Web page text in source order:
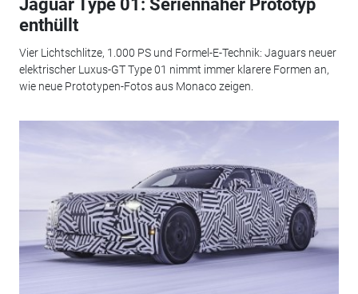
Jaguar Type 01: Seriennaher Prototyp
enthüllt
Vier Lichtschlitze, 1.000 PS und Formel-E-Technik: Jaguars neuer
elektrischer Luxus-GT Type 01 nimmt immer klarere Formen an,
wie neue Prototypen-Fotos aus Monaco zeigen.